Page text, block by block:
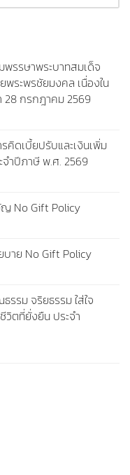
รรษาพระบาทสมเด็จ
พระพรชัยมงคล เนื่องใน
28 กรกฎาคม 2569
คิดเบี้ยปรับและเงินเพิ่ม
ำปีภาษี พ.ศ. 2569
ญ No Gift Policy
บาย No Gift Policy
รม จริยธรรม ใส่ใจ
ตที่ยั่งยืน ประจำ